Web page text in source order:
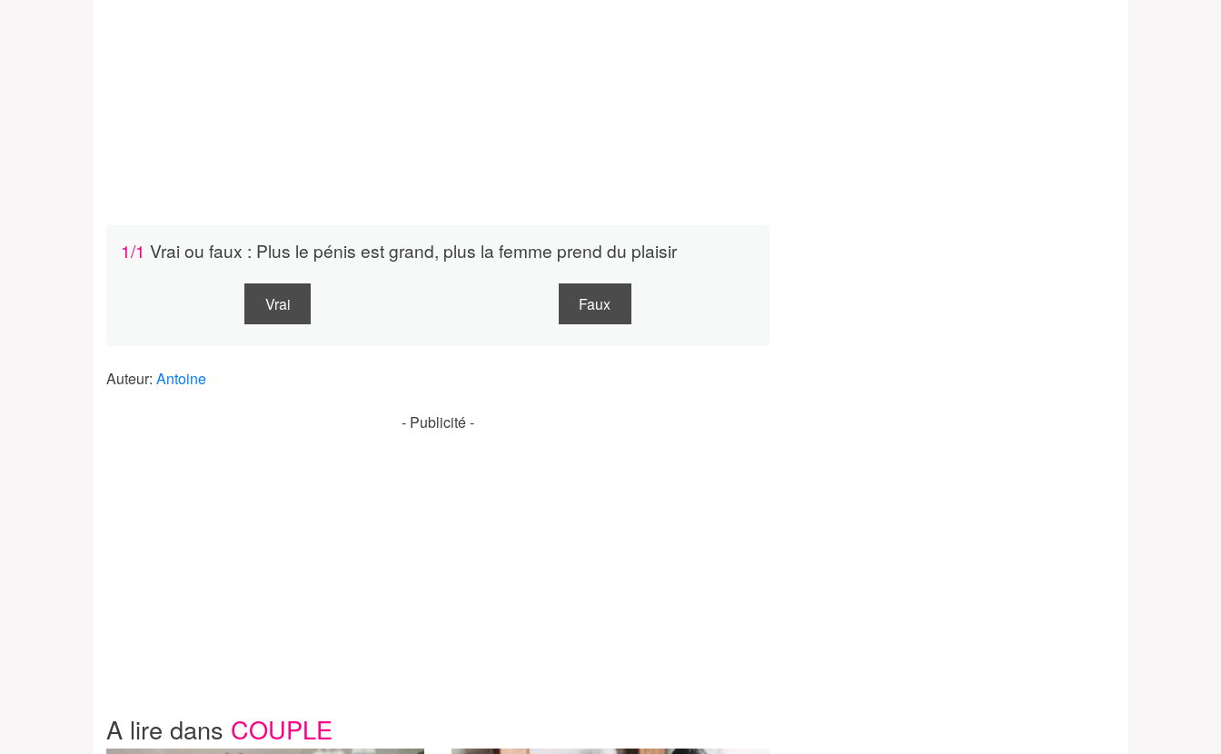
1/1 Vrai ou faux : Plus le pénis est grand, plus la femme prend du plaisir
Vrai Faux
Auteur: Antoine
- Publicité -
A lire dans COUPLE